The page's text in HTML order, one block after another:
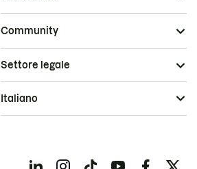
Community
Settore legale
Italiano